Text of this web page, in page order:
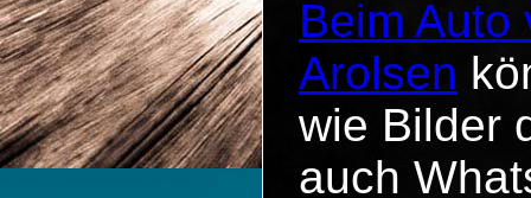
Beim
Arolsen
wie Bilder
auch